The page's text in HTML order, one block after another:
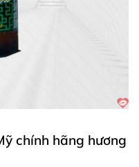
chính hãng hương